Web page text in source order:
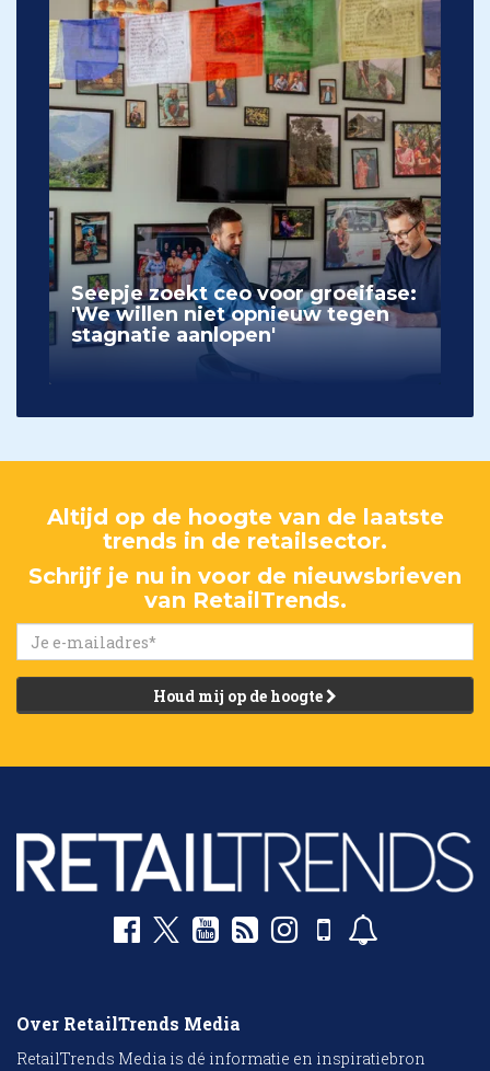
Seepje zoekt ceo voor groeifase:
'We willen niet opnieuw tegen
stagnatie aanlopen'
Altijd op de hoogte van de laatste
trends in de retailsector.
Schrijf je nu in voor de nieuwsbrieven
van RetailTrends.
Houd mij op de hoogte
Over RetailTrends Media
RetailTrends Media is dé informatie en inspiratiebron